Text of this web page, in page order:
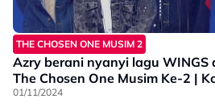
THE CHOSEN ONE MUSIM 2
Azry berani nyanyi lagu WINGS
The Chosen One Musim Ke-2 |
01/11/2024